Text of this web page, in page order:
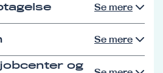
Se mere
Se mere
og